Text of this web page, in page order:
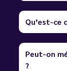
Qu’est-ce
Peut-on
?